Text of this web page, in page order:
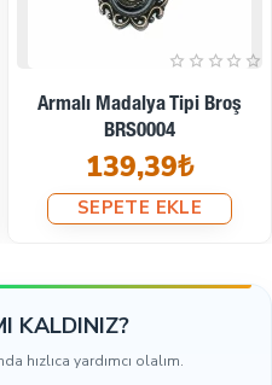
Bayan Yüzü Altın Renk
Madalya Tipi Broş BRS0003
184,32₺
SEPETE EKLE
KALDINIZ?
hızlıca yardımcı olalım.